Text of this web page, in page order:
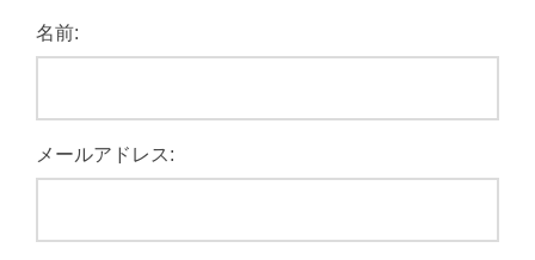
名前:
メールアドレス: